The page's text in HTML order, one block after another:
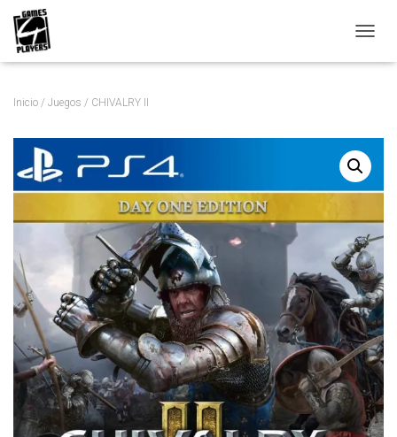
A
M
O
D
E
N
A
V
E
G
A
C
Ó
N
Inicio / Juegos / CHIVALRY II